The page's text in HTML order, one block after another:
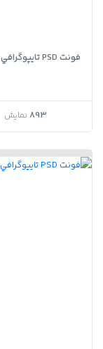
فونت PSD تايپوگرافي و لوگوتايپ نسرین
893 نمایش